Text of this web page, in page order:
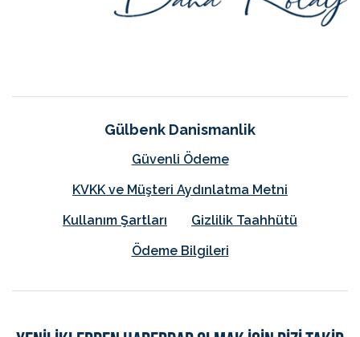
Gülbenk Danismanlik
Güvenli Ödeme
KVKK ve Müşteri Aydınlatma Metni
Kullanım Şartları
Gizlilik Taahhütü
Ödeme Bilgileri